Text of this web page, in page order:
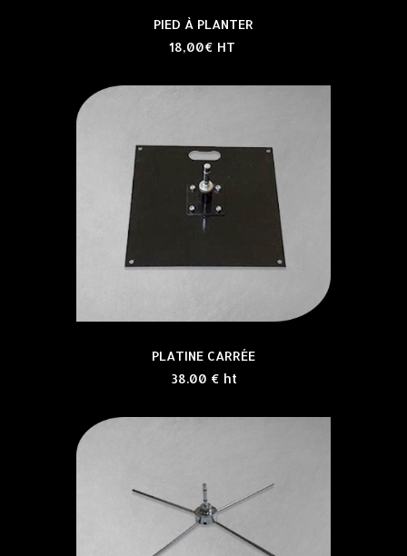
PIED À PLANTER
18,00€ HT
PLATINE CARRÉE
38.00 € ht